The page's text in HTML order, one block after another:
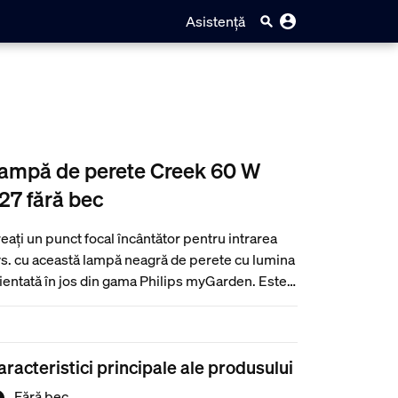
Asistență
de perete Creek 60 W
fără bec
un punct focal încântător pentru intrarea
cu această lampă neagră de perete cu lumina
în jos din gama Philips myGarden. Este
din aluminiu de înaltă calitate și
ce aveți de făcut este să vă bucurați de
dvs.
principale ale produsului